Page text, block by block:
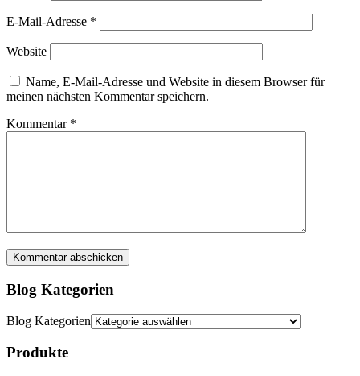
E-Mail-Adresse *
Website
Name, E-Mail-Adresse und Website in diesem Browser für
meinen nächsten Kommentar speichern.
Kommentar *
Blog Kategorien
Blog Kategorien
Produkte